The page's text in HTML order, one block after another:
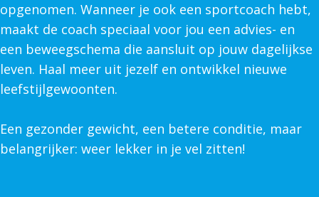
opgenomen. Wanneer je ook een sportcoach hebt,
maakt de coach speciaal voor jou een advies- en
een beweegschema die aansluit op jouw dagelijkse
leven. Haal meer uit jezelf en ontwikkel nieuwe
leefstijlgewoonten.
Een gezonder gewicht, een betere conditie, maar
belangrijker: weer lekker in je vel zitten!